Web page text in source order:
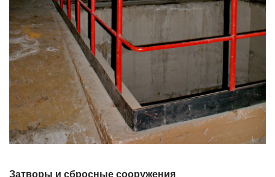
Затворы и сбросные сооружения